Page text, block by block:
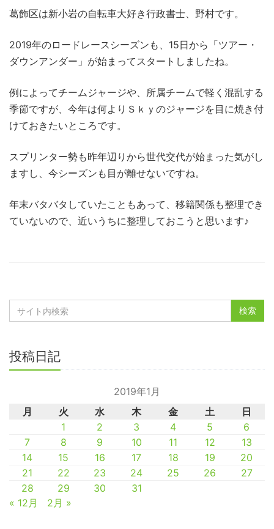
葛飾区は新小岩の自転車大好き行政書士、野村です。
2019年のロードレースシーズンも、15日から「ツアー・
ダウンアンダー」が始まってスタートしましたね。
例によってチームジャージや、所属チームで軽く混乱する
季節ですが、今年は何よりＳｋｙのジャージを目に焼き付
けておきたいところです。
スプリンター勢も昨年辺りから世代交代が始まった気がし
ますし、今シーズンも目が離せないですね。
年末バタバタしていたこともあって、移籍関係も整理でき
ていないので、近いうちに整理しておこうと思います♪
投稿日記
2019年1月
月
火 水 木 金 土
日
1
2 3 4 5
6
7
8 9 10 11 12
13
14
15 16 17 18 19
20
21
22 23 24 25 26
27
28
29 30
31
« 12月
2月 »